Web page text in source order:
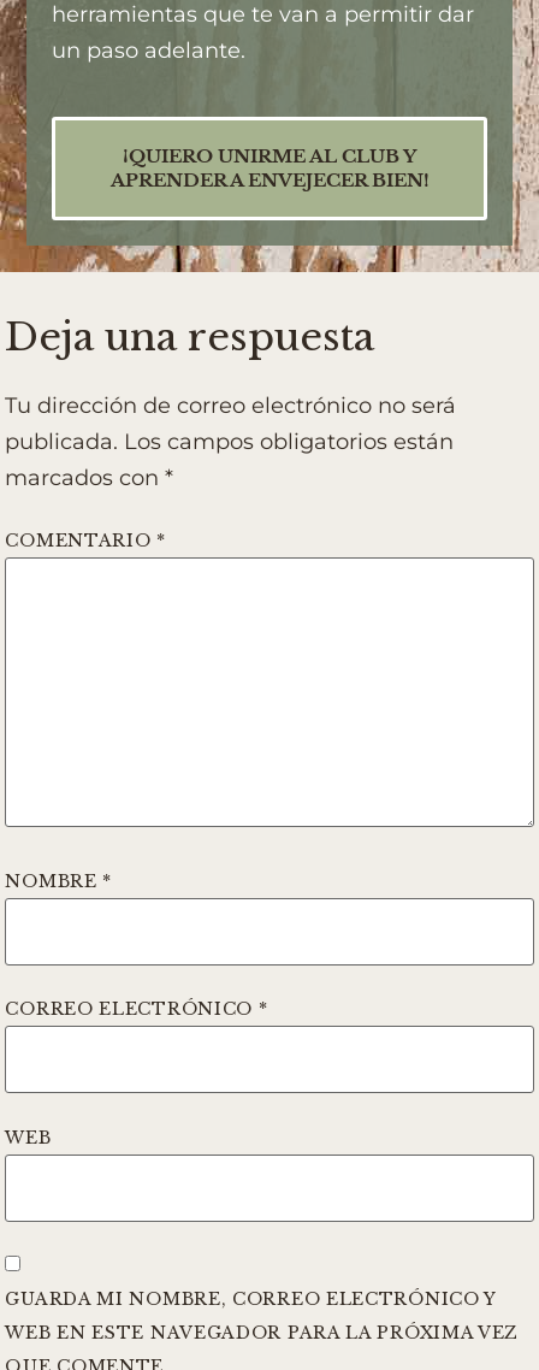
herramientas que te van a permitir dar
un paso adelante.
¡QUIERO UNIRME AL CLUB Y
APRENDER A ENVEJECER BIEN!
Deja una respuesta
Tu dirección de correo electrónico no será
publicada. Los campos obligatorios están
marcados con*
COMENTARIO *
NOMBRE *
CORREO ELECTRÓNICO *
WEB
GUARDA MI NOMBRE, CORREO ELECTRÓNICO Y
WEB EN ESTE NAVEGADOR PARA LA PRÓXIMA VEZ